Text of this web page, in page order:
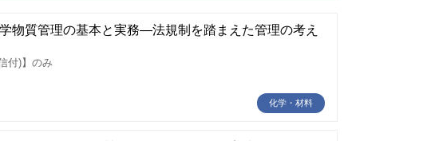
物質管理の基本と実務―法規制を踏まえた管理の考え
付)】のみ
化学・材料